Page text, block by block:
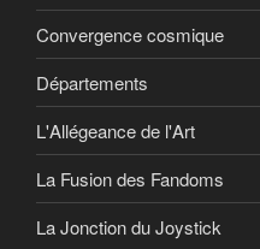
Convergence cosmique
Départements
L'Allégeance de l'Art
La Fusion des Fandoms
La Jonction du Joystick